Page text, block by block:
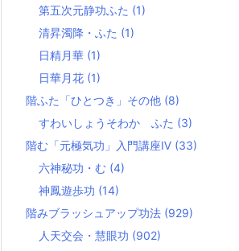
第五次元静功ふた (1)
清昇濁降・ふた (1)
日精月華 (1)
日華月花 (1)
階ふた「ひとつき」その他 (8)
すわいしょうそわか ふた (3)
階む「元極気功」入門講座Ⅳ (33)
六神秘功・む (4)
神鳳遊歩功 (14)
階みブラッシュアップ功法 (929)
人天交会・慧眼功 (902)